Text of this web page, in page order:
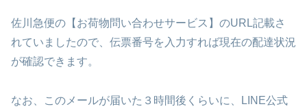
佐川急便の【お荷物問い合わせサービス】のURL記載さ
れていましたので、伝票番号を入力すれば現在の配達状況
が確認できます。
なお、このメールが届いた３時間後くらいに、LINE公式